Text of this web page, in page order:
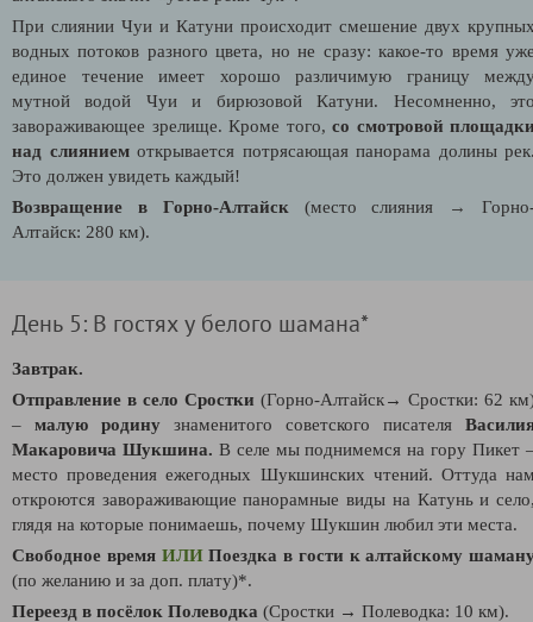
При слиянии Чуи и Катуни происходит смешение двух
водных потоков разного цвета, но не сразу: какое-то время
единое течение имеет хорошо различимую границу
мутной водой Чуи и бирюзовой Катуни. Несомненно,
завораживающее зрелище. Кроме того, со смотровой
над слияниемоткрывается потрясающая панорама долины
Это должен увидеть каждый!
Возвращение в Горно-Алтайск (место слияния →
Алтайск: 280 км).
День 5: В гостях у белого шамана*
Завтрак.
Отправление в село Сростки (Горно-Алтайск→ Сростки: 62
– малую родину знаменитого советского писателя
Макаровича Шукшина. В селе мы поднимемся на гору Пикет
место проведения ежегодных Шукшинских чтений. Оттуда
откроются завораживающие панорамныевиды на Катунь и
глядя на которые понимаешь, почему Шукшин любил эти места.
Свободное время ИЛИПоездка в гости к алтайскому
(по желанию и за доп. плату)*.
Переезд в посёлок Полеводка (Сростки → Полеводка: 10 км).